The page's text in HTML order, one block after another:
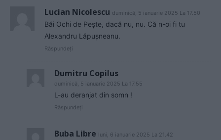
Lucian Nicolescu duminică, 5 ianuarie 2025 La 17.50
Băi Ochi de Pește, dacă nu, nu. Că n-oi fi tu
Alexandru Lăpușneanu.
Răspundeți
Dumitru Copilus
duminică, 5 ianuarie 2025 La 17.55
L-au deranjat din somn !
Răspundeți
Buba Libre luni, 6 ianuarie 2025 La 21.42